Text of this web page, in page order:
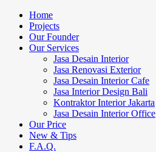
Home
Projects
Our Founder
Our Services
Jasa Desain Interior
Jasa Renovasi Exterior
Jasa Desain Interior Cafe
Jasa Interior Design Bali
Kontraktor Interior Jakarta
Jasa Desain Interior Office
Our Price
New & Tips
F.A.Q.